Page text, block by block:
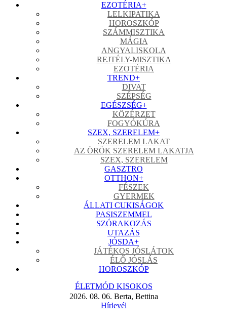
EZOTÉRIA+
LELKIPATIKA
HOROSZKÓP
SZÁMMISZTIKA
MÁGIA
ANGYALISKOLA
REJTÉLY-MISZTIKA
EZOTÉRIA
TREND+
DIVAT
SZÉPSÉG
EGÉSZSÉG+
KÖZÉRZET
FOGYÓKÚRA
SZEX, SZERELEM+
SZERELEM LAKAT
AZ ÖRÖK SZERELEM LAKATJA
SZEX, SZERELEM
GASZTRO
OTTHON+
FÉSZEK
GYERMEK
ÁLLATI CUKISÁGOK
PASISZEMMEL
SZÓRAKOZÁS
UTAZÁS
JÓSDA+
JÁTÉKOS JÓSLÁTOK
ÉLŐ JÓSLÁS
HOROSZKÓP
ÉLETMÓD KISOKOS
2026. 08. 06. Berta, Bettina
Hírlevél